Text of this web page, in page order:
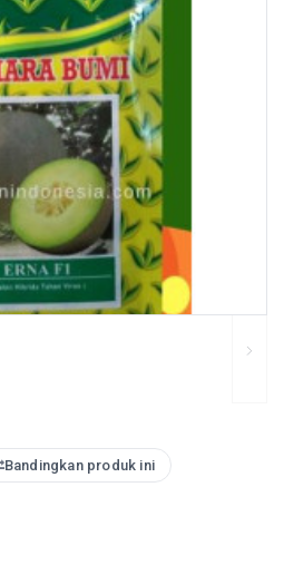
Bandingkan produk ini